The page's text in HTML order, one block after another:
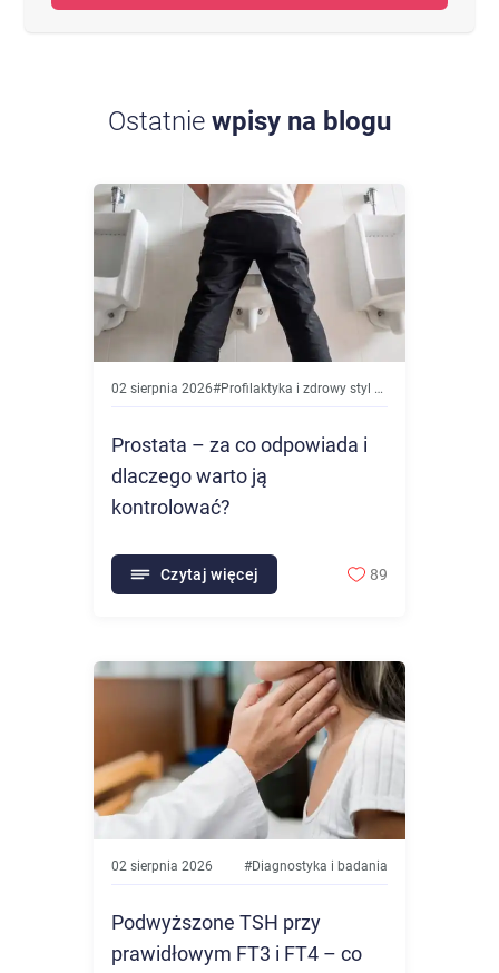
Ostatnie wpisy na blogu
02 sierpnia 2026#Profilaktyka i zdrowy styl życia
Prostata – za co odpowiada i
dlaczego warto ją
kontrolować?
Czytaj więcej 89
02 sierpnia 2026 #Diagnostyka i badania
Podwyższone TSH przy
prawidłowym FT3 i FT4 – co